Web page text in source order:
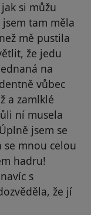
si můžu
tam měla
mě pustila
že jedu
na
vůbec
a zamlklé
ní musela
jsem se
se mnou celou
hadru!
s
že jí